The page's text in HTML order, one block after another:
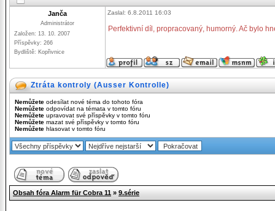
Janča
Administrátor
Založen: 13. 10. 2007
Příspěvky: 266
Bydliště: Kopřivnice
Zaslal: 6.8.2011 16:03
Perfektivní díl, propracovaný, humorný. Ač bylo
Ztráta kontroly (Ausser Kontrolle)
Nemůžete odesílat nové téma do tohoto fóra
Nemůžete odpovídat na témata v tomto fóru
Nemůžete upravovat své příspěvky v tomto fóru
Nemůžete mazat své příspěvky v tomto fóru
Nemůžete hlasovat v tomto fóru
Obsah fóra Alarm für Cobra 11 » 9.série